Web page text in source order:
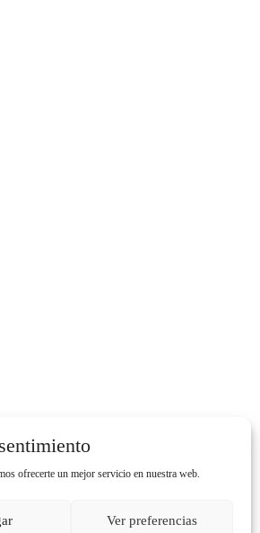
ofrecerte un mejor servicio en nuestra web.
Ver preferencias